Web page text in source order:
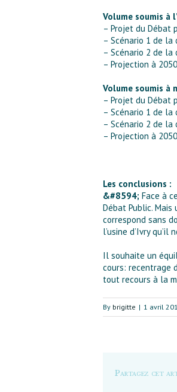
Volume soumis à
– Projet du Débat
– Scénario 1 de la
– Scénario 2 de la
– Projection à
Volume soumis à
– Projet du Débat
– Scénario 1 de
– Scénario 2 de
– Projection à
Les conclusions :
&#8594; Face à
Débat Public. Mais
correspond sans
l’usine d’Ivry qu’il
Il souhaite un
cours: recentrage
tout recours à la
By brigitte | 1 avril
Partagez cet